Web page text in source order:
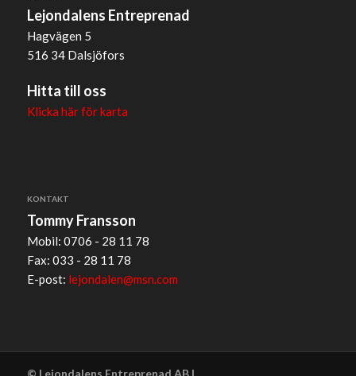
Lejondalens Entreprenad
Hagvägen 5
516 34 Dalsjöfors
Hitta till oss
Klicka här för karta
KONTAKT
Tommy Fransson
Mobil: 0706 - 28 11 78
Fax: 033 - 28 11 78
E-post: lejondalen@msn.com
© Lejondalens Entreprenad AB |